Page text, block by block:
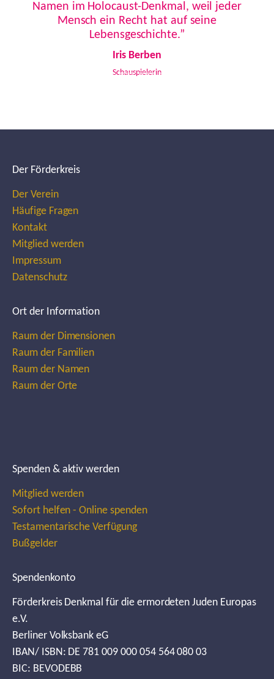
Namen im Holocaust-Denkmal, weil jeder
Mensch ein Recht hat auf seine
Lebensgeschichte.”
Iris Berben
Schauspielerin
Der Förderkreis
Der Verein
Häufige Fragen
Kontakt
Mitglied werden
Impressum
Datenschutz
Ort der Information
Raum der Dimensionen
Raum der Familien
Raum der Namen
Raum der Orte
Spenden & aktiv werden
Mitglied werden
Sofort helfen - Online spenden
Testamentarische Verfügung
Bußgelder
Spendenkonto
Förderkreis Denkmal für die ermordeten Juden Europas
e.V.
Berliner Volksbank eG
IBAN/ ISBN: DE 781 009 000 054 564 080 03
BIC: BEVODEBB